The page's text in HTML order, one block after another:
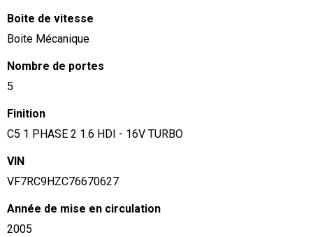
Boite de vitesse
Boite Mécanique
Nombre de portes
5
Finition
C5 1 PHASE 2 1.6 HDI - 16V TURBO
VIN
VF7RC9HZC76670627
Année de mise en circulation
2005